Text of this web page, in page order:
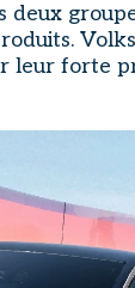
leur forte